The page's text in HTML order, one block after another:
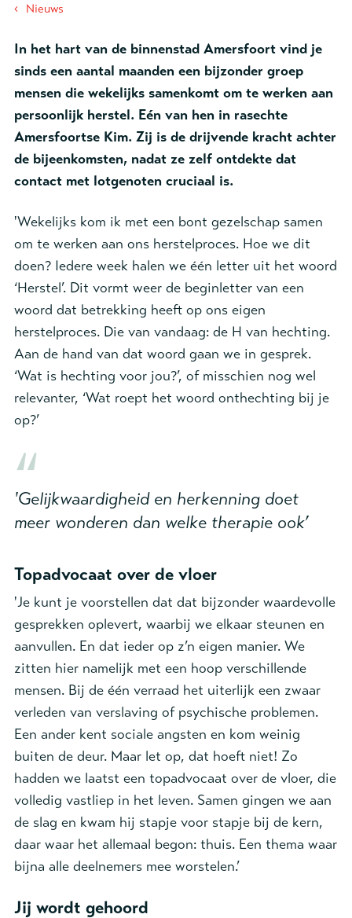
‹ Nieuws
In het hart van de binnenstad Amersfoort vind je
sinds een aantal maanden een bijzonder groep
mensen die wekelijks samenkomt om te werken aan
persoonlijk herstel. Eén van hen in rasechte
Amersfoortse Kim. Zij is de drijvende kracht achter
de bijeenkomsten, nadat ze zelf ontdekte dat
contact met lotgenoten cruciaal is.
'Wekelijks kom ik met een bont gezelschap samen
om te werken aan ons herstelproces. Hoe we dit
doen? Iedere week halen we één letter uit het woord
‘Herstel’. Dit vormt weer de beginletter van een
woord dat betrekking heeft op ons eigen
herstelproces. Die van vandaag: de H van hechting.
Aan de hand van dat woord gaan we in gesprek.
‘Wat is hechting voor jou?’, of misschien nog wel
relevanter, ‘Wat roept het woord onthechting bij je
op?’
'Gelijkwaardigheid en herkenning doet
meer wonderen dan welke therapie ook’
Topadvocaat over de vloer
'Je kunt je voorstellen dat dat bijzonder waardevolle
gesprekken oplevert, waarbij we elkaar steunen en
aanvullen. En dat ieder op z’n eigen manier. We
zitten hier namelijk met een hoop verschillende
mensen. Bij de één verraad het uiterlijk een zwaar
verleden van verslaving of psychische problemen.
Een ander kent sociale angsten en kom weinig
buiten de deur. Maar let op, dat hoeft niet! Zo
hadden we laatst een topadvocaat over de vloer, die
volledig vastliep in het leven. Samen gingen we aan
de slag en kwam hij stapje voor stapje bij de kern,
daar waar het allemaal begon: thuis. Een thema waar
bijna alle deelnemers mee worstelen.’
Jij wordt gehoord